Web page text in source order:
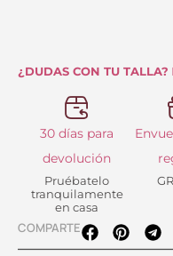
¿DUDAS CON TU TALLA?
30 días para
devolución
Pruébatelo
tranquilamente
en casa
COMPARTE